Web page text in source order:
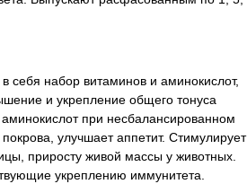
набор витаминов и аминокислот,
и укрепление общего тонуса
при несбалансированном
улучшает аппетит. Стимулирует
приросту живой массы у животных.
укреплению иммунитета.